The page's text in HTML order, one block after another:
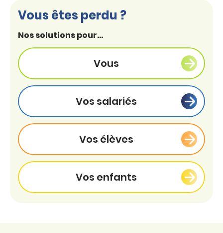
Vous êtes perdu ?
Nos solutions pour...
Vous
Vos salariés
Vos élèves
Vos enfants